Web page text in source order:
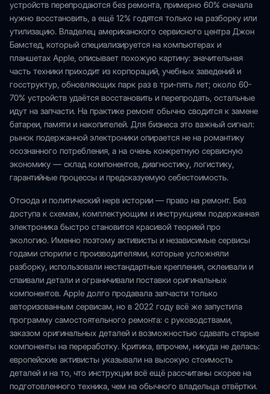
устройств перепродаются без ремонта, примерно 60% сначала
нужно восстановить, а ещё 12% годятся только на разборку или
утилизацию. Владелец американского сервисного центра Джон
Бамстед, который специализируется на компьютерах и
планшетах Apple, описывает похожую картину: значительная
часть техники приходит из корпораций, учебных заведений и
госструктур, обновляющих парк раз в три-пять лет; около 60-
70% устройств удаётся восстановить и перепродать, остальные
идут на запчасти. На практике ремонт обычно сводится к замене
батареи, памяти и накопителей. Для бизнеса это важный сигнал:
рынок подержанной электроники опирается не на романтику
осознанного потребления, а на очень конкретную сервисную
экономику — склад компонентов, диагностику, логистику,
гарантийные процессы и предсказуемую себестоимость.
Отсюда и политический нерв истории — право на ремонт. Без
доступа к схемам, комплектующим и инструкциям подержанная
электроника быстро становится красивой теорией про
экологию. Именно поэтому активисты и независимые сервисы
годами спорили с производителями, которые усложняли
разборку, использовали нестандартные крепления, склеивали и
спаивали детали и ограничивали поставки оригинальных
компонентов. Apple долго продавала запчасти только
авторизованным сервисам, но в 2022 году всё же запустила
программу самостоятельного ремонта: с руководствами,
заказом оригинальных деталей и возможностью сдавать старые
компоненты на переработку. Критика, впрочем, никуда не делась:
европейские активисты указывали на высокую стоимость
деталей и на то, что инструкции всё ещё рассчитаны скорее на
подготовленного техника, чем на обычного владельца отвёртки.